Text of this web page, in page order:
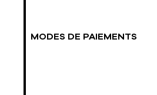
MODES DE PAIEMENTS